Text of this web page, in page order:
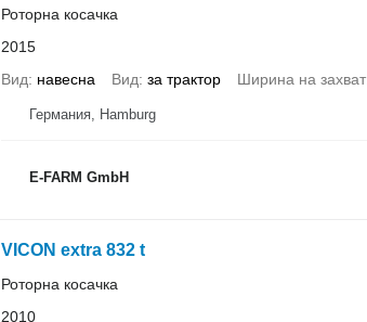
Роторна косачка
2015
Вид навесна Вид за трактор Ширина на захват
Германия, Hamburg
E-FARM GmbH
VICON extra 832 t
Роторна косачка
2010